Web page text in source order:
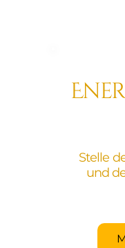
Stelle
und